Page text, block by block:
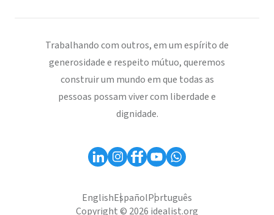
Trabalhando com outros, em um espírito de
generosidade e respeito mútuo, queremos
construir um mundo em que todas as
pessoas possam viver com liberdade e
dignidade.
EnglishEspañolPortuguês
Copyright © 2026 idealist.org